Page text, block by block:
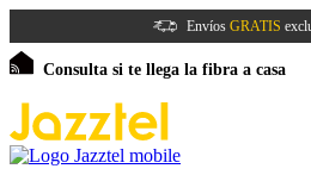
Envíos GRATIS
Consulta si te llega la fibra a casa